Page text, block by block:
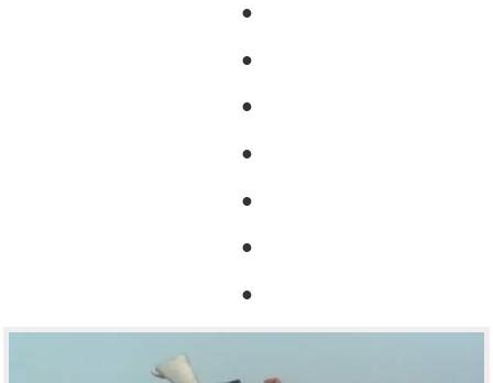
●
●
●
●
●
●
●